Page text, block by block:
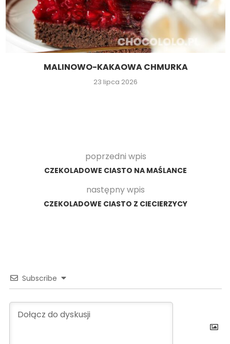
MALINOWO-KAKAOWA CHMURKA
23 lipca 2026
poprzedni wpis
CZEKOLADOWE CIASTO NA MAŚLANCE
następny wpis
CZEKOLADOWE CIASTO Z CIECIERZYCY
Subscribe